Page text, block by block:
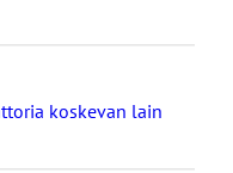
koskevan lain